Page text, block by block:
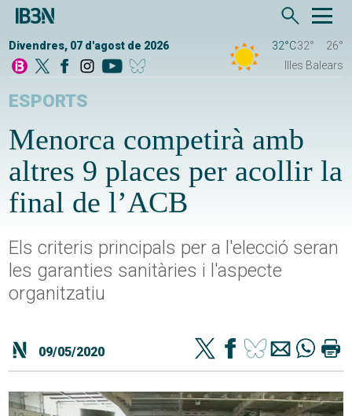
Divendres, 07 d'agost de 2026 32°C32°
26°
Illes Balears
ESPORTS
Menorca competirà amb
altres 9 places per acollir la
final de l’ACB
Els criteris principals per a l'elecció seran
les garanties sanitàries i l'aspecte
organitzatiu
09/05/2020